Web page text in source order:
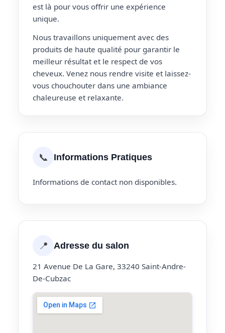
est là pour vous offrir une expérience
unique.
Nous travaillons uniquement avec des
produits de haute qualité pour garantir le
meilleur résultat et le respect de vos
cheveux. Venez nous rendre visite et laissez-
vous chouchouter dans une ambiance
chaleureuse et relaxante.
📞 Informations Pratiques
Informations de contact non disponibles.
📍 Adresse du salon
21 Avenue De La Gare, 33240 Saint-Andre-
De-Cubzac